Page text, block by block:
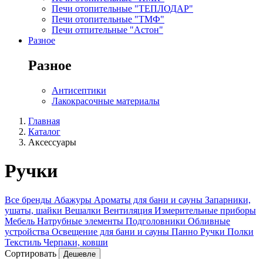
Печи отопительные "ТЕПЛОДАР"
Печи отопительные "ТМФ"
Печи отпительные "Астон"
Разное
Разное
Антисептики
Лакокрасочные материалы
Главная
Каталог
Аксессуары
Ручки
Все бренды Абажуры Ароматы для бани и сауны Запарники,
ушаты, шайки Вешалки Вентиляция Измерительные приборы
Мебель Натрубные элементы Подголовники Обливные
устройства Освещение для бани и сауны Панно Ручки Полки
Текстиль Черпаки, ковши
Сортировать
Дешевле